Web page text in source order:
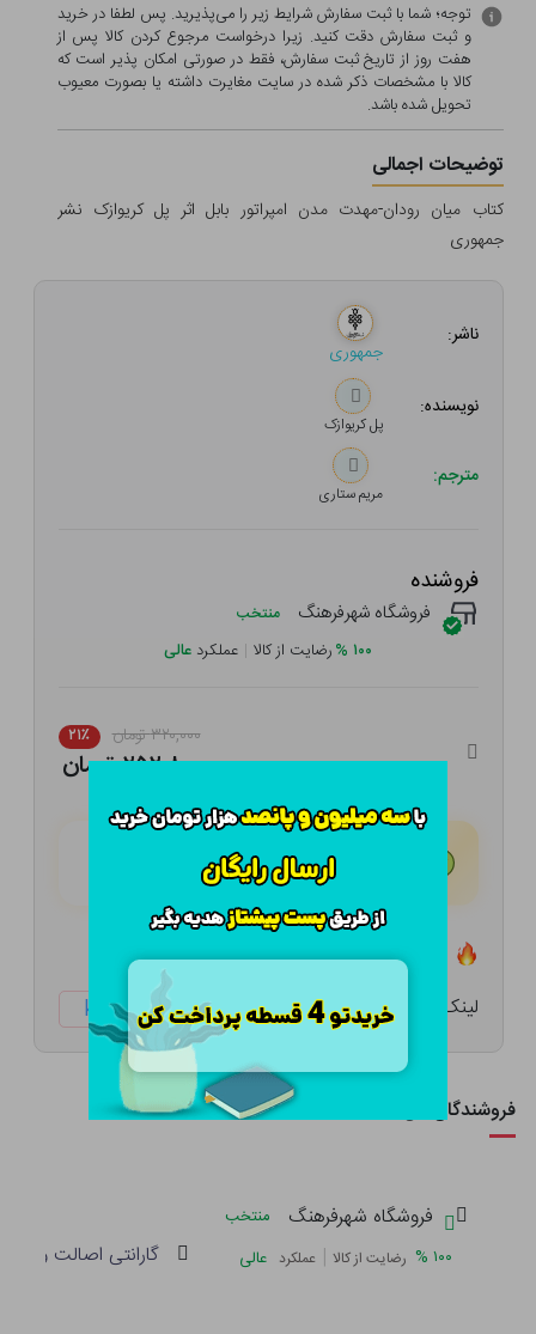
توجه؛ شما با ثبت سفارش شرایط زیر را می‌پذیرید. پس لطفا در خرید
و ثبت سفارش دقت کنید. زیرا درخواست مرجوع کردن کالا پس از
هفت روز از تاریخ ثبت سفارش، فقط در صورتی امکان پذیر است که
کالا با مشخصات ذکر شده در سایت مغایرت داشته یا بصورت معيوب
تحویل شده باشد.
توضیحات اجمالی
کتاب میان رودان-مهدت مدن امپراتور بابل اثر پل کریوازک نشر
جمهوری
ناشر:
جمهوری
نویسنده:
پل کریوازک
مترجم:
مریم ستاری
فروشنده
فروشگاه شهرفرهنگ منتخب
۱۰۰ %رضایت از کالا | عملکرد عالی
۳۲۰,۰۰۰ تومان ۲۱٪
۲۵۲,۸۰۰ تومان
هـر قسط با تــرب‌پــی:
لینک کوتاه: ketabtala.com/sbp-49623
فروشندگان این کالا
فروشگاه شهرفرهنگ
منتخب
۱۰۰ % رضایت از کالا | عملکرد عالی گارانتی اصالت و